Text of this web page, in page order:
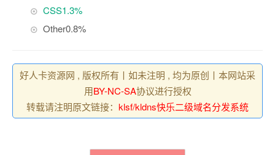
CSS1.3%
Other0.8%
好人卡资源网 , 版权所有丨如未注明 , 均为原创丨本网站采
用BY-NC-SA协议进行授权
转载请注明原文链接： klsf/kldns快乐二级域名分发系统